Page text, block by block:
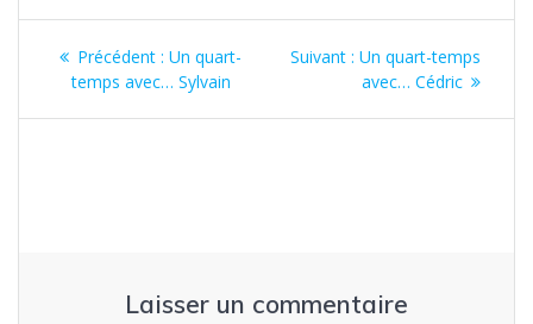
Navigation
Précédent : Article
précédent
Un quart-
temps avec… Sylvain
Suivant : Article
suivant
Un quart-temps
avec… Cédric
Laisser un commentaire